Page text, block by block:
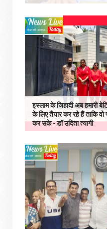
इस्लाम के जिहादी अब हमारी
के लिए तैयार कर रहे हैं ताकि वो
कर सके - डॉ उदिता त्यागी